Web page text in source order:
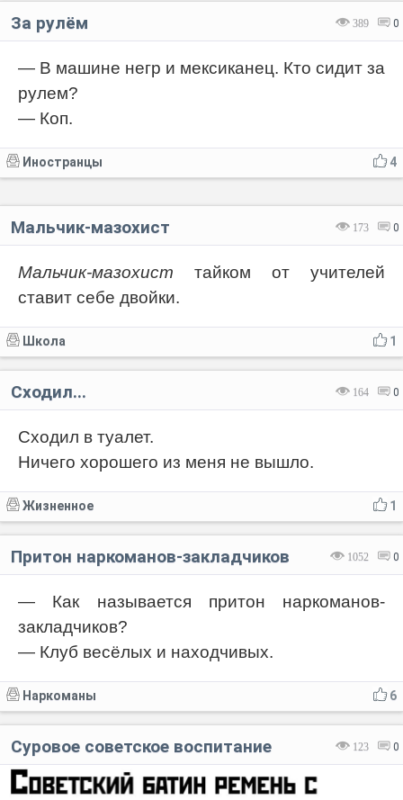
389 0
За рулём
— В машине негр и мексиканец. Кто сидит за
рулем?
— Коп.
4
Иностранцы
173 0
Мальчик-мазохист
Мальчик-мазохист тайком от учителей
ставит себе двойки.
1
Школа
164 0
Сходил...
Сходил в туалет.
Ничего хорошего из меня не вышло.
1
Жизненное
1052 0
Притон наркоманов-закладчиков
— Как называется притон наркоманов-
закладчиков?
— Клуб весёлых и находчивых.
6
Наркоманы
123 0
Суровое советское воспитание